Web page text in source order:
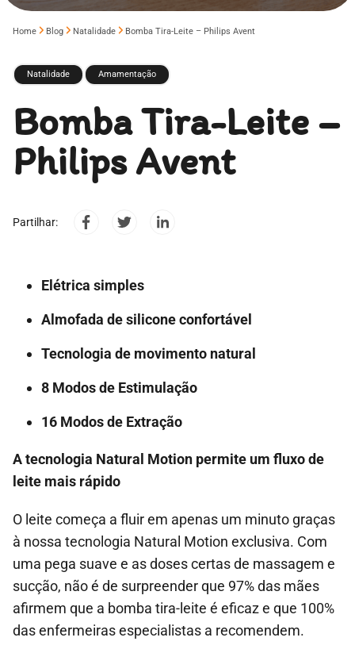
Home Blog Natalidade Bomba Tira-Leite – Philips Avent
Natalidade Amamentação
Bomba Tira-Leite –
Philips Avent
Partilhar:
Elétrica simples
Almofada de silicone confortável
Tecnologia de movimento natural
8 Modos de Estimulação
16 Modos de Extração
A tecnologia Natural Motion permite um fluxo de
leite mais rápido
O leite começa a fluir em apenas um minuto graças
à nossa tecnologia Natural Motion exclusiva. Com
uma pega suave e as doses certas de massagem e
sucção, não é de surpreender que 97% das mães
afirmem que a bomba tira-leite é eficaz e que 100%
das enfermeiras especialistas a recomendem.